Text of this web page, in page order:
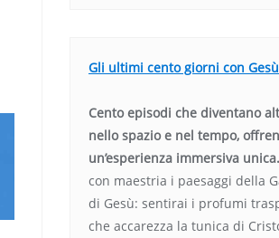
Gli ultimi cento giorni con Gesù
Cento episodi che diventano
nello spazio e nel tempo,
un’esperienza immersiva unica.
con maestria i paesaggi della
di Gesù: sentirai i profumi
che accarezza la tunica di